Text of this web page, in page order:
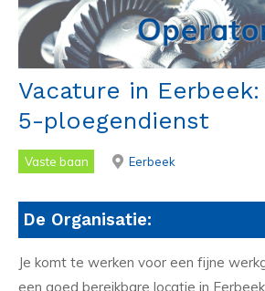
Vacature in
5-ploegendienst
Vaste baan Eerbeek
De Organisatie:
Je komt te werken voor een fijne
een goed bereikbare locatie in